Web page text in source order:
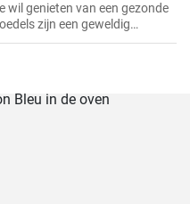
wil genieten van een gezonde
zijn een geweldig
de garnalen en de